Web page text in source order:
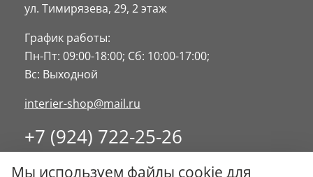
ул. Тимирязева, 29, 2 этаж
График работы:
Пн-Пт: 09:00-18:00; Сб: 10:00-17:00;
Вс: Выходной
interier-shop@mail.ru
+7 (924) 722-25-26
8 (4234) 32-17-89
Мы используем файлы cookie для